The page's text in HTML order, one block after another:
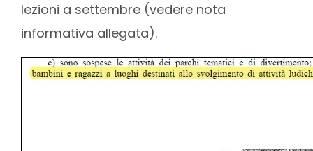
lezioni a settembre (vedere nota
informativa allegata).